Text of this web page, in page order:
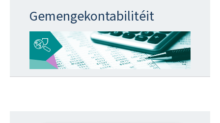
Gemengekontabilitéit